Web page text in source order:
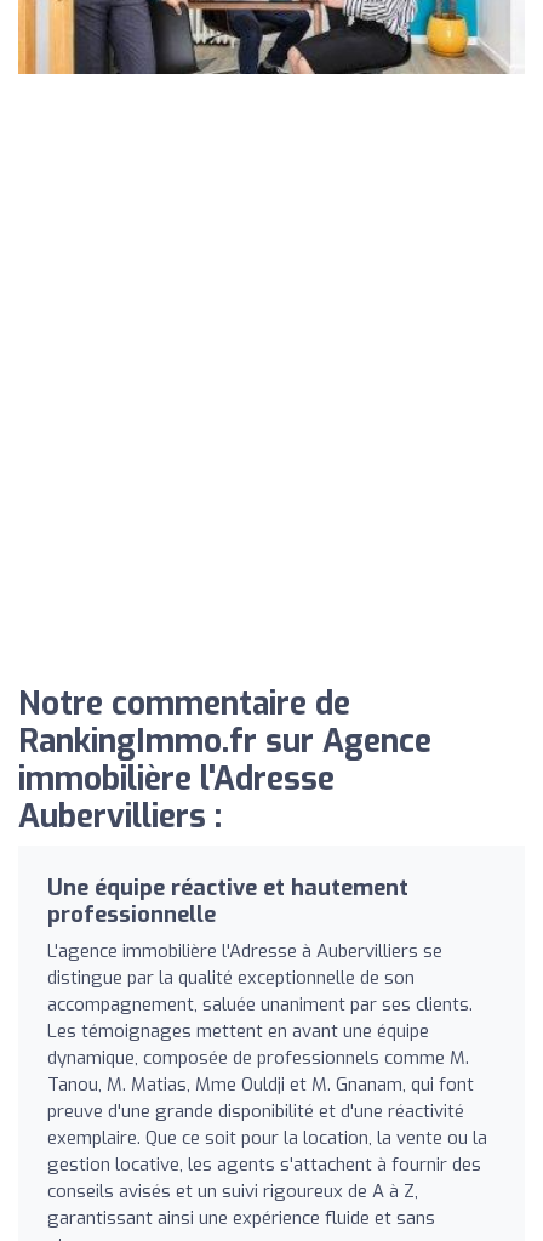
Notre commentaire de
RankingImmo.fr sur Agence
immobilière l'Adresse
Aubervilliers :
Une équipe réactive et hautement
professionnelle
L'agence immobilière l'Adresse à Aubervilliers se
distingue par la qualité exceptionnelle de son
accompagnement, saluée unaniment par ses clients.
Les témoignages mettent en avant une équipe
dynamique, composée de professionnels comme M.
Tanou, M. Matias, Mme Ouldji et M. Gnanam, qui font
preuve d'une grande disponibilité et d'une réactivité
exemplaire. Que ce soit pour la location, la vente ou la
gestion locative, les agents s'attachent à fournir des
conseils avisés et un suivi rigoureux de A à Z,
garantissant ainsi une expérience fluide et sans